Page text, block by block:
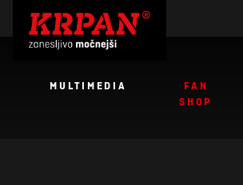
MULTIMEDIA
FAN
SHOP